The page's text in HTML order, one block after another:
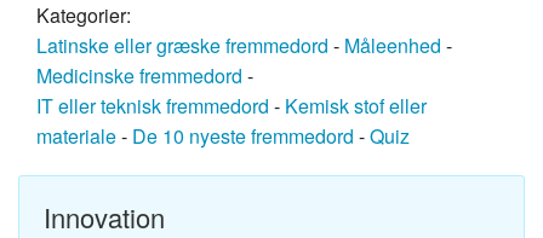
Kategorier:
Latinske eller græske fremmedord - Måleenhed -
Medicinske fremmedord -
IT eller teknisk fremmedord - Kemisk stof eller
materiale- De 10 nyeste fremmedord -Quiz
Innovation